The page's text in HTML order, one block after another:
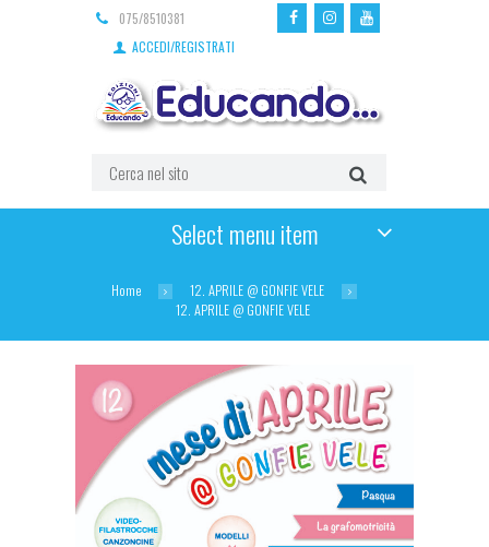
075/8510381
ACCEDI/REGISTRATI
Select menu item
Home
12. APRILE @ GONFIE VELE
12. APRILE @ GONFIE VELE